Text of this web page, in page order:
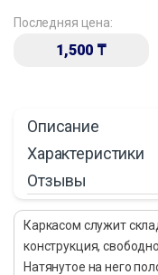
Последняя цена:
1,500 ₸
Описание
Характеристики
Отзывы
Каркасом служит
конструкция,
Натянутое на него